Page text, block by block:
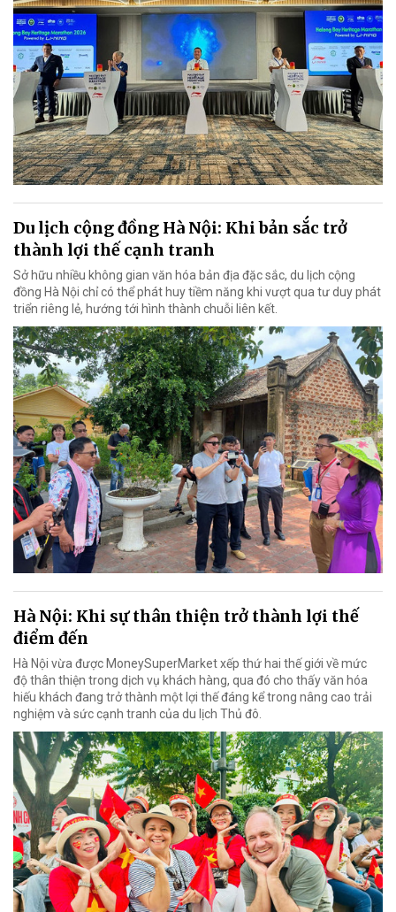
Du lịch cộng đồng Hà Nội: Khi bản sắc trở
thành lợi thế cạnh tranh
Sở hữu nhiều không gian văn hóa bản địa đặc sắc, du lịch cộng
đồng Hà Nội chỉ có thể phát huy tiềm năng khi vượt qua tư duy phát
triển riêng lẻ, hướng tới hình thành chuỗi liên kết.
Hà Nội: Khi sự thân thiện trở thành lợi thế
điểm đến
Hà Nội vừa được MoneySuperMarket xếp thứ hai thế giới về mức
độ thân thiện trong dịch vụ khách hàng, qua đó cho thấy văn hóa
hiếu khách đang trở thành một lợi thế đáng kể trong nâng cao trải
nghiệm và sức cạnh tranh của du lịch Thủ đô.